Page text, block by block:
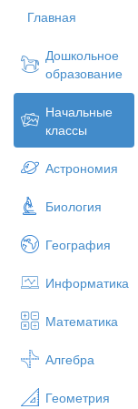
Главная
Дошкольное
образование
Начальные
классы
Астрономия
Биология
География
Информатика
Математика
Алгебра
Геометрия